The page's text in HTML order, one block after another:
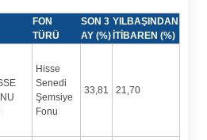
FON
TÜRÜ
SON 3
AY (%)
YILBAŞINDAN
İTİBAREN (%)
Hisse
Senedi
Şemsiye
Fonu
33,81 21,70